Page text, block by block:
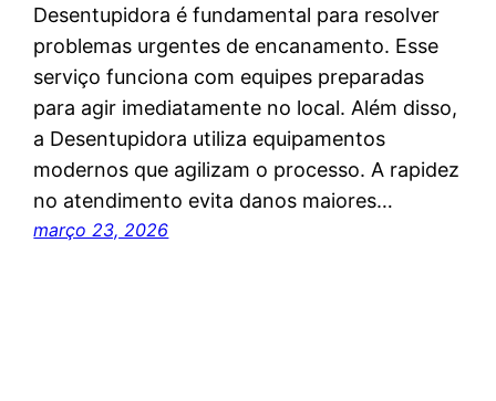
Desentupidora é fundamental para resolver
problemas urgentes de encanamento. Esse
serviço funciona com equipes preparadas
para agir imediatamente no local. Além disso,
a Desentupidora utiliza equipamentos
modernos que agilizam o processo. A rapidez
no atendimento evita danos maiores…
março 23, 2026